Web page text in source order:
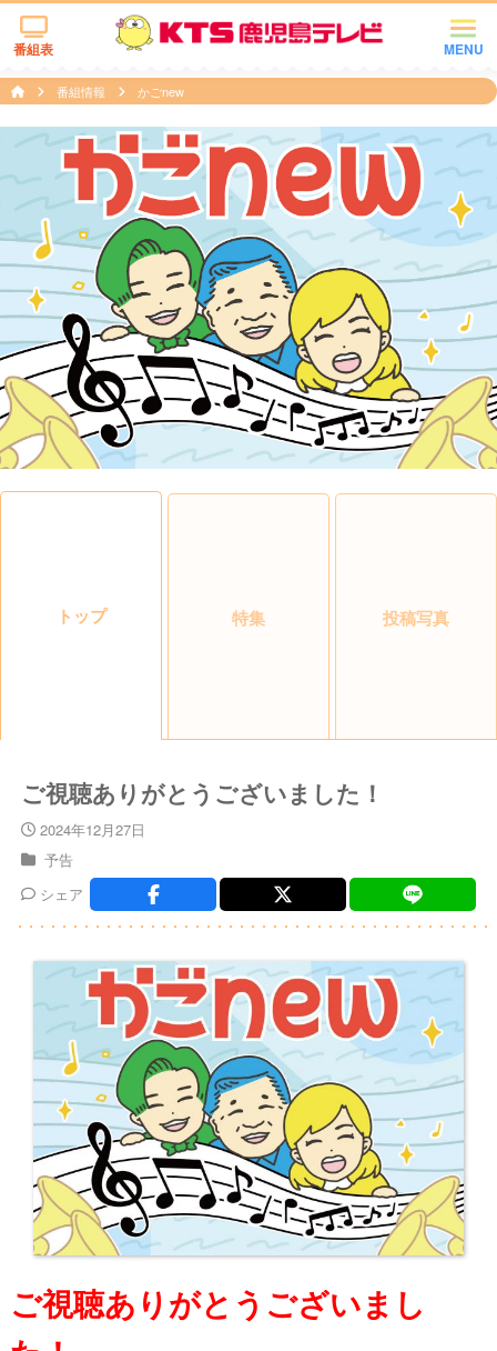
MENU
番組表
番組情報 かごnew
トップ 特集 投稿写真
ご視聴ありがとうございました！
2024年12月27日
予告
シェア
ご視聴ありがとうございまし